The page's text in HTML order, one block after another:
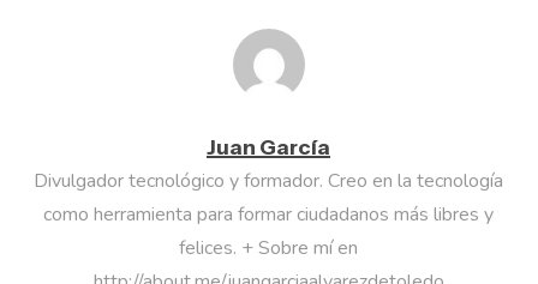
Juan García
Divulgador tecnológico y formador. Creo en la tecnología
como herramienta para formar ciudadanos más libres y
felices. + Sobre mí en